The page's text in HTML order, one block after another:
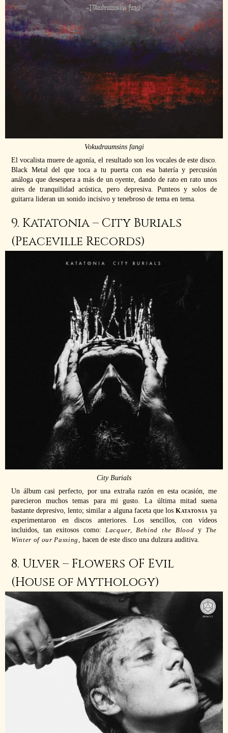
Vokudraumsins fangi
El vocalista muere de agonía, el resultado son los vocales de este disco.
Black Metal del que toca a tu puerta con esa batería y percusión
análoga que desespera a más de un oyente, dando de rato en rato unos
aires de tranquilidad acústica, pero depresiva. Punteos y solos de
guitarra lideran un sonido incisivo y tenebroso de tema en tema.
9. Katatonia – City Burials
(Peaceville Records)
City Burials
Un álbum casi perfecto, por una extraña razón en esta ocasión, me
parecieron muchos temas para mi gusto. La última mitad suena
bastante depresivo, lento; similar a alguna faceta que los Katatonia ya
experimentaron en discos anteriores. Los sencillos, con vídeos
incluidos, tan exitosos como: Lacquer, Behind the Bloody The
Winter of our Passing , hacen de este disco una dulzura auditiva.
8. Ulver – Flowers OF Evil
(House of Mythology)